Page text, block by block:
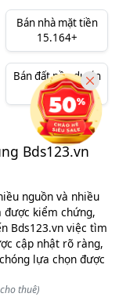
Bán nhà mặt tiền
15.164+
Bán đất nền dự án
10.324+
Bds123.vn
nguồn và nhiều
kiểm chứng,
Bds123.vn việc tìm
cập nhật rõ ràng,
lựa chọn được
thuê)